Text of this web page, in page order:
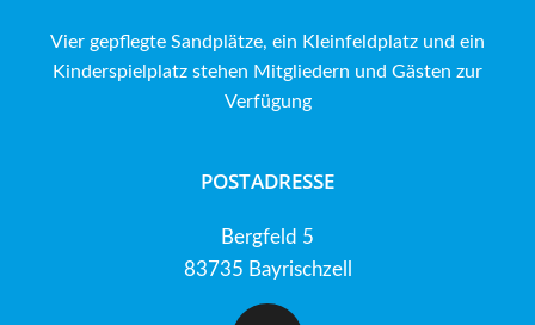
Vier gepflegte Sandplätze, ein Kleinfeldplatz und ein
Kinderspielplatz stehen Mitgliedern und Gästen zur
Verfügung
POSTADRESSE
Bergfeld 5
83735 Bayrischzell